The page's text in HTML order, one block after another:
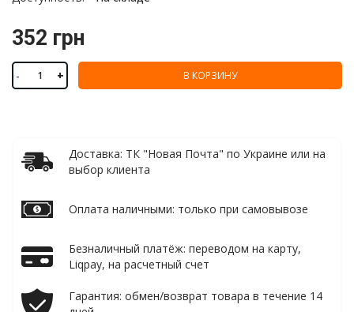
352 грн
- + В КОРЗИНУ
Доставка: ТК "Новая Почта" по Украине или на
выбор клиента
Оплата наличными: только при самовывозе
Безналичный платёж: переводом на карту,
Liqpay, на расчетный счет
Гарантия: обмен/возврат товара в течение 14